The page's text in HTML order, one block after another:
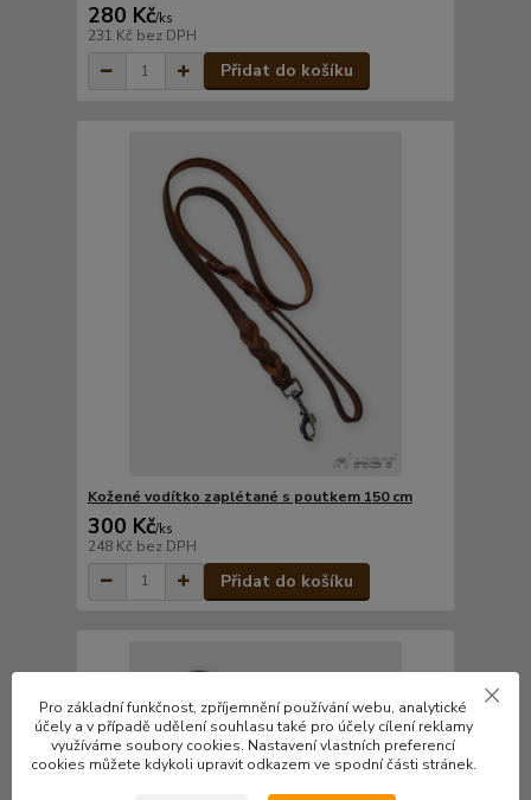
280 Kč/ks
231 Kč bez DPH
Přidat do košíku
Kožené vodítko zaplétané s poutkem 150 cm
300 Kč/ks
248 Kč bez DPH
Přidat do košíku
Pro základní funkčnost, zpříjemnění používání webu, analytické
účely a v případě udělení souhlasu také pro účely cílení reklamy
využíváme soubory cookies. Nastavení vlastních preferencí
cookies můžete kdykoli upravit odkazem ve spodní části stránek.